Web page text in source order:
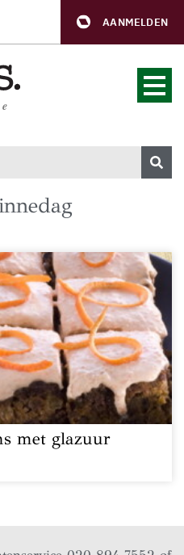
AANMELDEN
met glazuur